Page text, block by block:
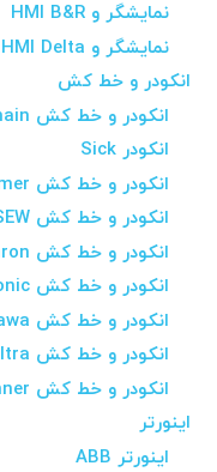
نمایشگر و HMI B&R
نمایشگر و HMI Delta
انکودر و خط کش
انکودر و خط کش Heidenhain
انکودر Sick
انکودر و خط کش Baumer
انکودر و خط کش SEW
انکودر و خط کش Omron
انکودر و خط کش Trelectronic
انکودر و خط کش Tamagawa
انکودر و خط کش Eltra
انکودر و خط کش Hohner
اینورتر
اینورتر ABB